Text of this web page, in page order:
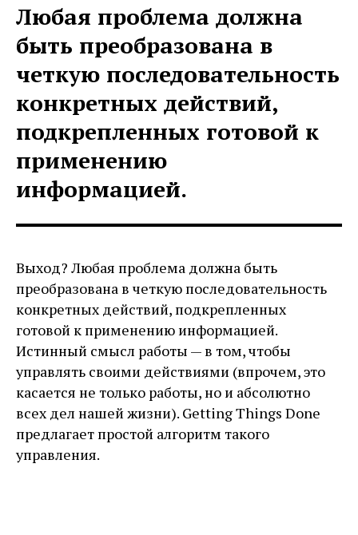
Любая проблема должна
быть преобразована в
четкую последовательность
конкретных действий,
подкрепленных готовой к
применению
информацией.
Выход? Любая проблема должна быть
преобразована в четкую последовательность
конкретных действий, подкрепленных
готовой к применению информацией.
Истинный смысл работы — в том, чтобы
управлять своими действиями (впрочем, это
касается не только работы, но и абсолютно
всех дел нашей жизни). Getting Things Done
предлагает простой алгоритм такого
управления.